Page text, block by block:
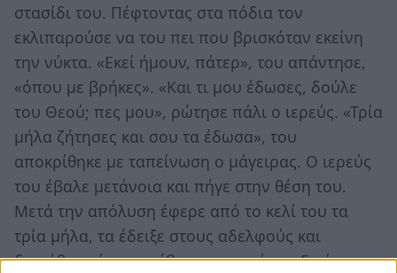
στασίδι του. Πέφτοντας στα πόδια τον
εκλιπαρούσε να του πει που βρισκόταν εκείνη
την νύκτα. «Εκεί ήμουν, πάτερ», του απάντησε,
«όπου με βρήκες». «Και τι μου έδωσες, δούλε
του Θεού; πες μου», ρώτησε πάλι ο ιερεύς. «Τρία
μήλα ζήτησες και σου τα έδωσα», του
αποκρίθηκε με ταπείνωση ο μάγειρας. Ο ιερεύς
του έβαλε μετάνοια και πήγε στην θέση του.
Μετά την απόλυση έφερε από το κελί του τα
τρία μήλα, τα έδειξε στους αδελφούς και
διηγήθηκε όσα συνέβησαν την νύκτα. Εκείνοι